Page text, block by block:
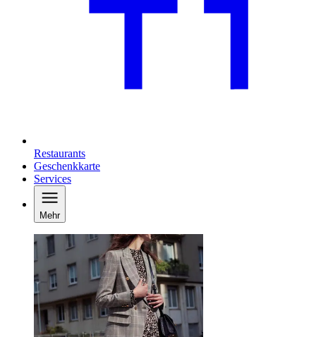
Restaurants
Geschenkkarte
Services
Mehr